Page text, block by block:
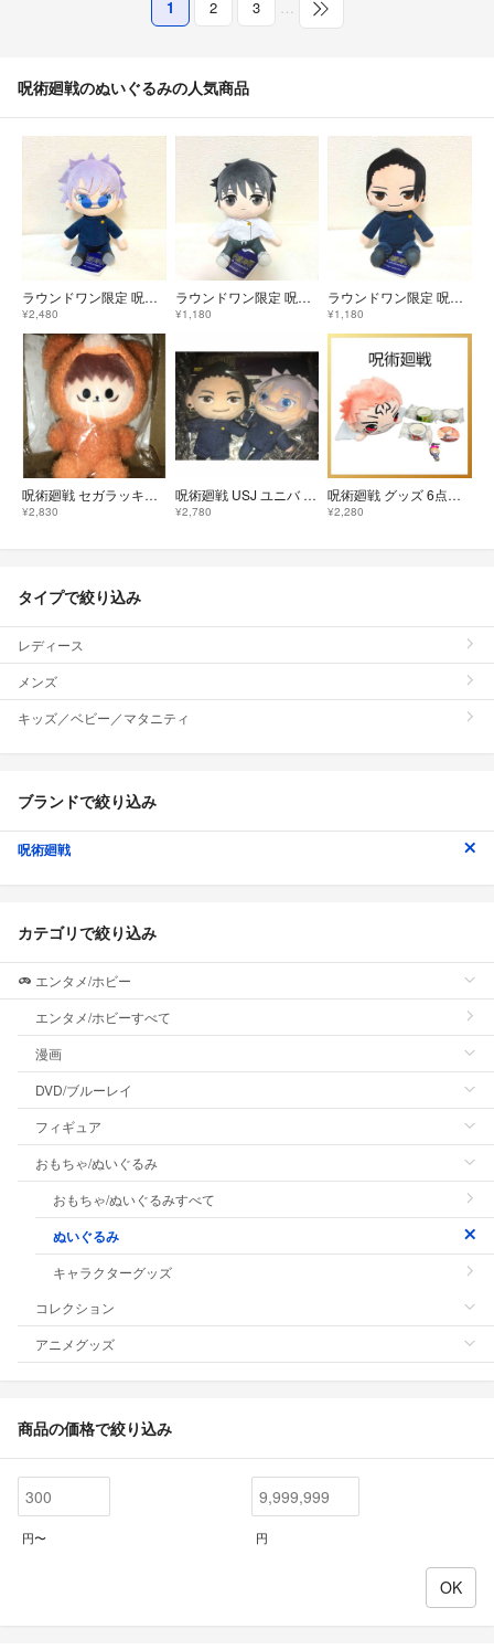
1 2 3 …
呪術廻戦のぬいぐるみの人気商品
ラウンドワン限定 呪術廻戦 おすわりM ぬいぐるみ 五条悟
¥2,480
ラウンドワン限定 呪術廻戦 おすわりM ぬいぐるみ 乙骨憂太
¥1,180
ラウンドワン限定 呪術廻戦 5周年 おすわり M ぬいぐるみ 夏油傑
¥1,180
呪術廻戦 セガラッキーくじ はぐはぐみー B賞 おすわりぬいぐるみ 虎杖悠仁
¥2,830
呪術廻戦 USJ ユニバ マスコットキーチェーン ぬいぐるみ 五条悟＆夏油傑
¥2,780
呪術廻戦 グッズ 6点セット 虎杖悠仁 宿儺 ぬいぐるみ マステ 釘崎野薔薇
¥2,280
タイプで絞り込み
レディース
メンズ
キッズ／ベビー／マタニティ
ブランドで絞り込み
呪術廻戦
カテゴリで絞り込み
エンタメ/ホビー
エンタメ/ホビーすべて
漫画
DVD/ブルーレイ
フィギュア
おもちゃ/ぬいぐるみ
おもちゃ/ぬいぐるみすべて
ぬいぐるみ
キャラクターグッズ
コレクション
アニメグッズ
商品の価格で絞り込み
円〜 円